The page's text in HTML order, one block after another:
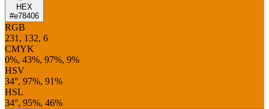
HEX
#e78406
RGB
231, 132, 6
CMYK
0%, 43%, 97%, 9%
HSV
34°, 97%, 91%
HSL
34°, 95%, 46%